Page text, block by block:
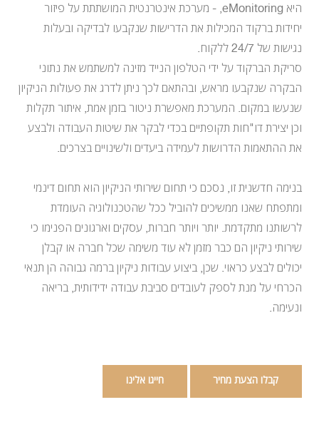
היא eMonitoring, - מערכת אינטרנטית המושתתת על פיזור
יחידות ברקוד המכילות את הדרישות שנקבעו לבדיקה ובעלות
נגישות של 24/7 ללקוח.
סריקת הברקוד על ידי הטלפון הנייד מזינה למשתמש את נתוני
הבקרה שנקבעו מראש, ובהתאם לכך ניתן לדרג את פעולות הניקיון
שנעשו במקום. המערכת מאפשרת ניטור בזמן אמת, איתור תקלות
וכן יצירת דו"חות תקופתיים בכדי לבקר את שיטות העבודה ולבצע
את ההתאמות הדרושות לעמידה ביעדים ולשינויים בצרכים.
בנימה חדשנית זו, נסכם כי תחום שירותי הניקיון הוא תחום דינמי
ומתפתח שאנו ממשיכים להוביל ככל שהטכנולוגיה העומדת
לרשותנו מתקדמת. יותר ויותר חברות, עסקים וארגונים הפנימו כי
שירותי ניקיון הם כבר מזמן לא עוד משימה שכל חברה או קבלן
יכולים לבצע כראוי. שכן, ביצוע עבודות ניקיון ברמה גבוהה הן תנאי
הכרחי על מנת לספק לעובדים סביבת עבודה ידידותית, בריאה
ונעימה.
קבלו הצעת מחיר חייגו אלינו